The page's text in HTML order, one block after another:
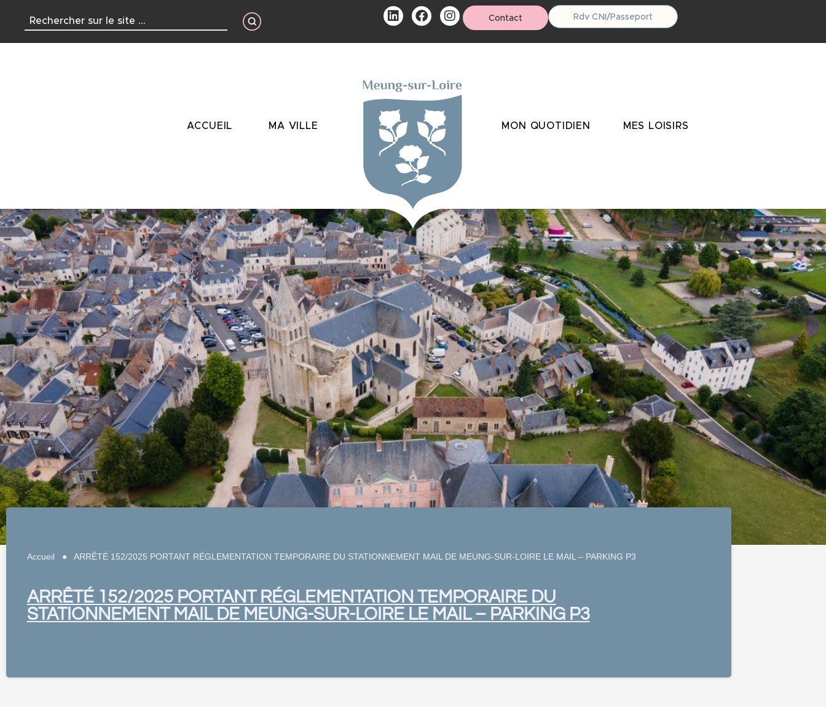
principal
Contact Rdv CNI/Passeport
ACCUEIL MA VILLE MON QUOTIDIEN MES LOISIRS
Accueil ● ARRÊTÉ 152/2025 PORTANT RÉGLEMENTATION TEMPORAIRE DU STATIONNEMENT MAIL DE MEUNG-SUR-LOIRE LE MAIL – PARKING P3
ARRÊTÉ 152/2025 PORTANT RÉGLEMENTATION TEMPORAIRE DU
STATIONNEMENT MAIL DE MEUNG-SUR-LOIRE LE MAIL – PARKING P3